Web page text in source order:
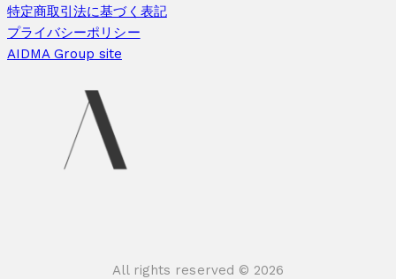
特定商取引法に基づく表記
プライバシーポリシー
AIDMA Group site
All rights reserved © 2026